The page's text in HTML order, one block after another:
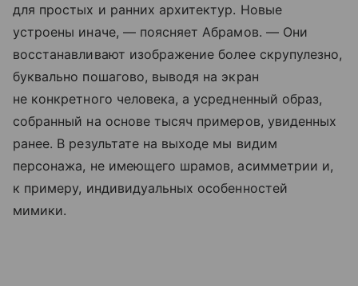
для простых и ранних архитектур. Новые
устроены иначе, — поясняет Абрамов. — Они
восстанавливают изображение более скрупулезно,
буквально пошагово, выводя на экран
не конкретного человека, а усредненный образ,
собранный на основе тысяч примеров, увиденных
ранее. В результате на выходе мы видим
персонажа, не имеющего шрамов, асимметрии и,
к примеру, индивидуальных особенностей
мимики.